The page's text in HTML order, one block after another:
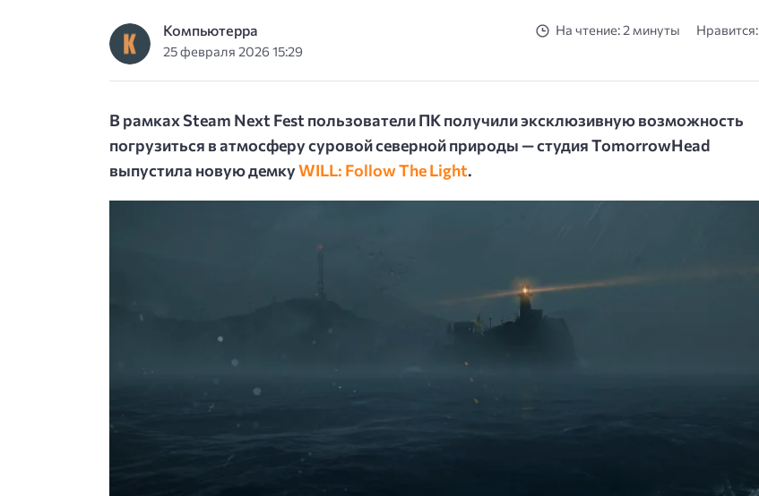
Компьютерра
25 февраля 2026 15:29
На чтение: 2 минуты Нравится:
В рамках Steam Next Fest пользователи ПК получили эксклюзивную возможность
погрузиться в атмосферу суровой северной природы — студия TomorrowHead
выпустила новую демкуWILL: Follow The Light.